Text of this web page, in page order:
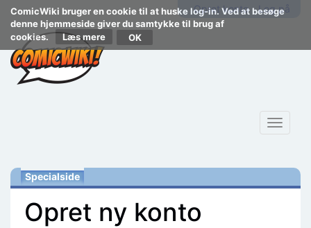
ComicWiki bruger en cookie til at huske log-in. Ved at besøge
denne hjemmeside giver du samtykke til brug af
cookies.
Læs mere
Opret konto Log på
Toggle
Specialside
Opret ny konto